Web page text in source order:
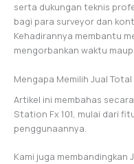
serta dukungan teknis
bagi para surveyor dan
Kehadirannya membantu
mengorbankan waktu
Mengapa Memilih Jual Total
Artikel ini membahas
Station Fx 101, mulai dari
penggunaannya.
Kami juga membandingkan